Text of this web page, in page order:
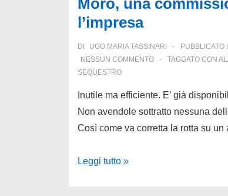
Moro, una
l’impresa
DI UGO MARIA TASSINARI PUBBLICATO
NESSUN COMMENTO
TAGGATO CON
SEQUESTRO
Inutile ma efficiente. E’ già
Non avendole sottratto nessuna
Così come va corretta la rotta su
Moro,
Leggi tutto »